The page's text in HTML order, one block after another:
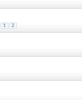
1 2